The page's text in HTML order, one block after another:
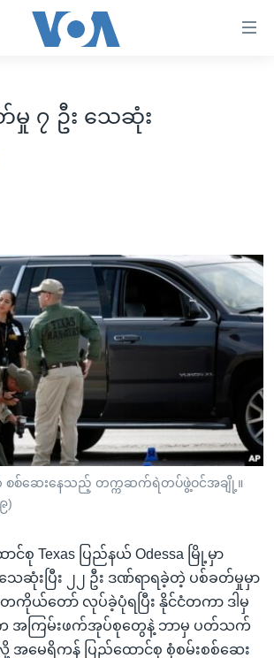
င်း
တခု အလွန်
မယ်
ယံ
ာ
စာ
ပ်စာ
ချက်အလက်များ
ဉ်
ား
း
မှု ၇ ဦး သေဆုံး
က် စစ်ဆေးနေသည့် တက္ကဆက်ရဲတပ်ဖွဲ့ဝင်အချို့။
)
စု Texas ပြည်နယ် Odessa မြို့မှာ
ေဆုံးပြီး ၂၂ ဦး ဒဏ်ရာရခဲ့တဲ့ ပစ်ခတ်မှုမှာ
ကိုယ်တော် လုပ်ခဲ့ပုံရပြီး နိုင်ငံတကာ ဒါမှ
အကြမ်းဖက်အုပ်စုတွေနဲ့ ဘာမှ ပတ်သက်
မေရိကန် ပြည်ထောင်စု စုံစမ်းစစ်ဆေး